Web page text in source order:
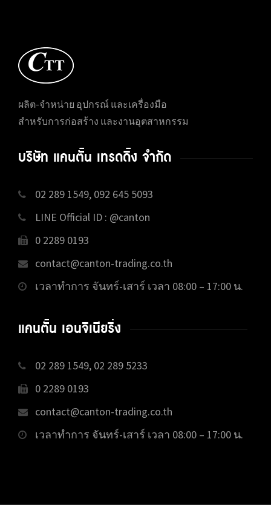
ผลิต-จำหน่าย อุปกรณ์ และเครื่องมือ
สำหรับการก่อสร้าง และงานอุตสาหกรรม
บริษัท แคนตั้น เทรดดิ้ง จำกัด
02 289 1549, 092 645 5093
LINE Official ID : @canton
0 2289 0193
contact@canton-trading.co.th
เวลาทำการ จันทร์-เสาร์ เวลา 08:00 – 17:00 น.
แคนตั้น เอนจิเนียริ่ง
02 289 1549, 02 289 5233
0 2289 0193
contact@canton-trading.co.th
เวลาทำการ จันทร์-เสาร์ เวลา 08:00 – 17:00 น.